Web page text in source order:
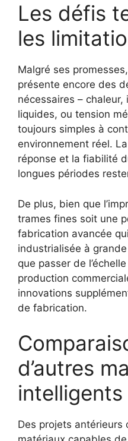
Les défis
les
Malgré ses
présente encore des
nécessaires –
liquides, ou tension
toujours simples à
environnement réel.
réponse et la fiabilité
longues périodes
De plus, bien que
trames fines soit une
fabrication avancée
industrialisée à
que passer de
production
innovations
de fabrication.
d’autres
intelligents
Des projets antérieurs